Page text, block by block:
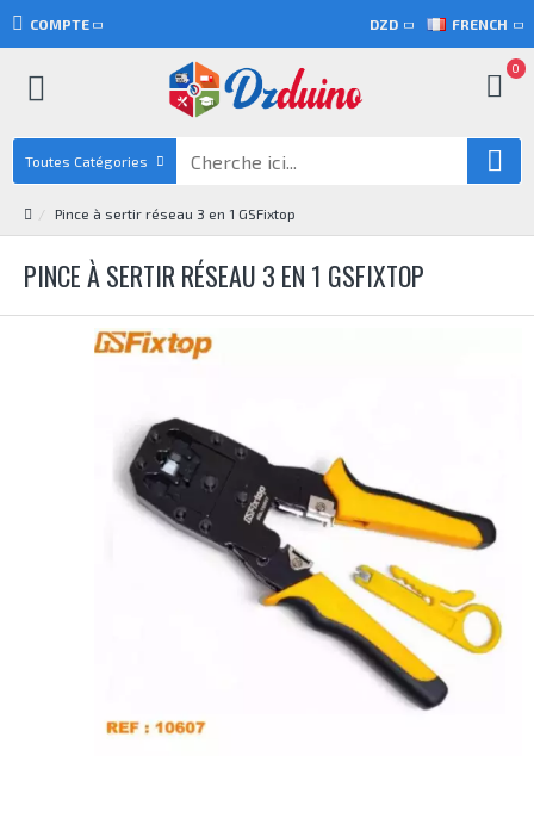
COMPTE DZD FRENCH
0
Toutes Catégories
Pince à sertir réseau 3 en 1 GSFixtop
PINCE À SERTIR RÉSEAU 3 EN 1 GSFIXTOP